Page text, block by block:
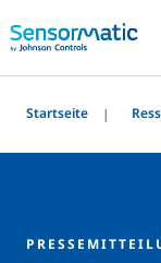
Startseite